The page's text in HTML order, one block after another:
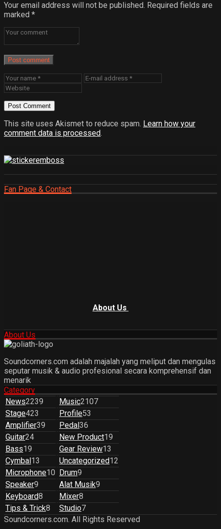
Your email address will not be published. Required fields are
marked *
Post comment
This site uses Akismet to reduce spam. Learn how your
comment data is processed.
Fan Page & Contact
About Us
About Us
Soundcorners.com adalah majalah yang meliput dan mengulas
seputar musik & audio profesional secara komprehensif dan
menarik
Category
News2239 Music2107
Stage423 Profile53
Amplifier39 Pedal 36
Guitar24 New Product19
Bass19 Gear Review13
Cymbal 13 Uncategorized12
Microphone10 Drum9
Speaker9 Alat Musik9
Keyboard8 Mixer8
Tips & Trick8 Studio7
Soundcorners.com. All Rights Reserved